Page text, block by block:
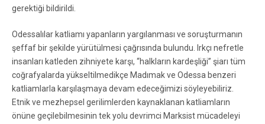
gerektiği bildirildi.
Odessalılar katliamı yapanların yargılanması ve soruşturmanın
şeffaf bir şekilde yürütülmesi çağrısında bulundu. Irkçı nefretle
insanları katleden zihniyete karşı, “halkların kardeşliği” şiarı tüm
coğrafyalarda yükseltilmedikçe Madımak ve Odessa benzeri
katliamlarla karşılaşmaya devam edeceğimizi söyleyebiliriz.
Etnik ve mezhepsel gerilimlerden kaynaklanan katliamların
önüne geçilebilmesinin tek yolu devrimci Marksist mücadeleyi